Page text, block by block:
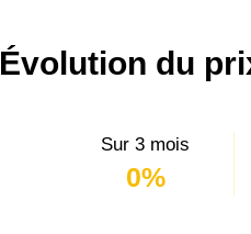
Évolution du
Sur 3 mois
0%